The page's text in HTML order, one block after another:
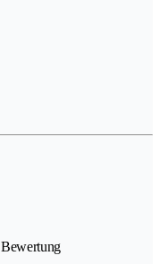
Bewertung